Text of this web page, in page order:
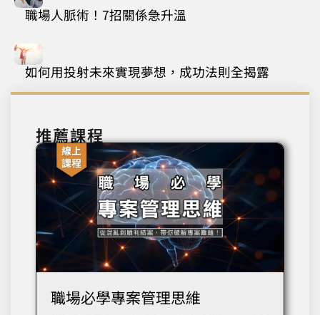
職場人脈術！7招關係急升溫
如何用投射未來實現夢想，成功法則全揭露
推薦課程
職場必學專案管理思維